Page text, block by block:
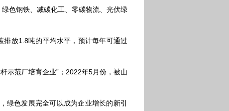
色钢铁、减碳化工、零碳物流、光伏绿
放1.8吨的平均水平，预计每年可通过
范厂培育企业”；2022年5月份，被山
色发展完全可以成为企业增长的新引